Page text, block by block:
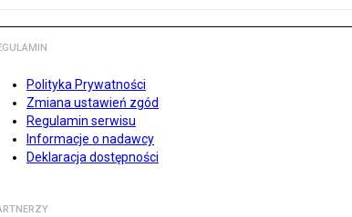
Polityka Prywatności
Zmiana ustawień zgód
Regulamin serwisu
Informacje o nadawcy
Deklaracja dostępności